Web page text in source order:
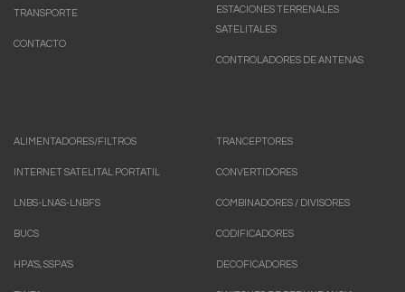
TRANSPORTE
CONTACTO
ESTACIONES TERRENALES
SATELITALES
CONTROLADORES DE ANTENAS
ALIMENTADORES/FILTROS
INTERNET SATELITAL PORTATIL
LNBS-LNAS-LNBFS
BUCS
HPA'S, SSPA'S
TRANCEPTORES
CONVERTIDORES
COMBINADORES / DIVISORES
CODIFICADORES
DECOFICADORES